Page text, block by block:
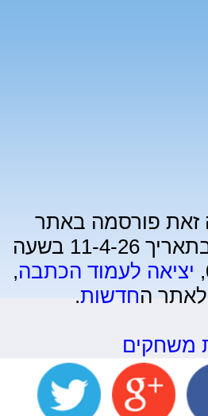
זאת פורסמה באתר
ynet בתאריך 11-4-26 בשעה
יציאה לעמוד הכתבה,
החדשות.
משחקים